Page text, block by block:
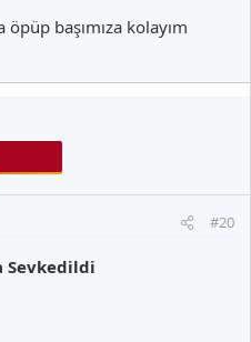
öpüp başımıza kolayım
#20
Sevkedildi